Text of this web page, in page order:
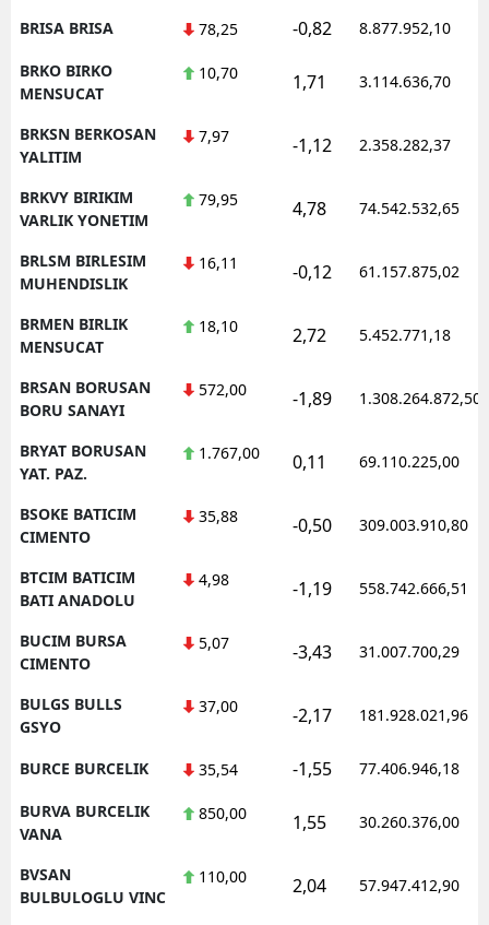
BRISA BRISA 78,25 -0,82 8.877.952,10
BRKO BIRKO
MENSUCAT
10,70 1,71 3.114.636,70
BRKSN BERKOSAN
YALITIM
7,97 -1,12 2.358.282,37
BRKVY BIRIKIM
VARLIK YONETIM
79,95 4,78 74.542.532,65
BRLSM BIRLESIM
MUHENDISLIK
16,11 -0,12 61.157.875,02
BRMEN BIRLIK
MENSUCAT
18,10 2,72 5.452.771,18
BRSAN BORUSAN
BORU SANAYI
572,00 -1,89 1.308.264.872,50
BRYAT BORUSAN
YAT. PAZ.
1.767,00 0,11 69.110.225,00
BSOKE BATICIM
CIMENTO
35,88 -0,50 309.003.910,80
BTCIM BATICIM
BATI ANADOLU
4,98 -1,19 558.742.666,51
BUCIM BURSA
CIMENTO
5,07 -3,43 31.007.700,29
BULGS BULLS
GSYO
37,00 -2,17 181.928.021,96
BURCE BURCELIK 35,54 -1,55 77.406.946,18
BURVA BURCELIK
VANA
850,00 1,55 30.260.376,00
BVSAN
BULBULOGLU VINC
110,00 2,04 57.947.412,90